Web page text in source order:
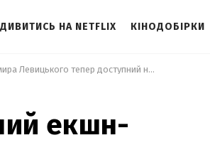
НА NETFLIX КІНОДОБІРКИ
Український тактичний екшн-трилер Любомира Левицького тепер доступний на Netflix
екшн-